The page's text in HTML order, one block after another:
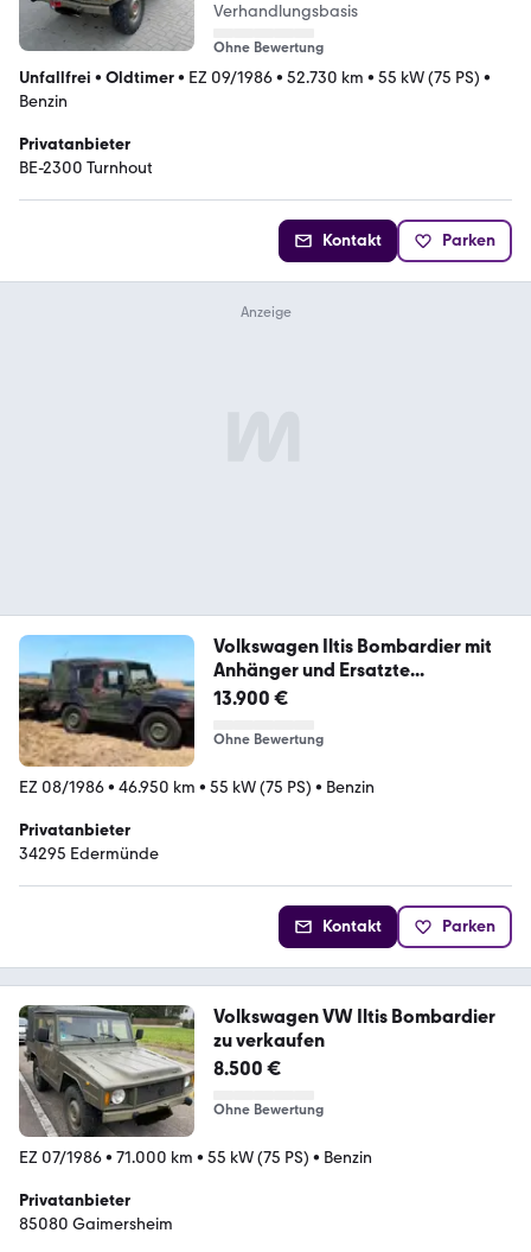
Verhandlungsbasis
Ohne Bewertung
Unfallfrei • Oldtimer• EZ 09/1986• 52.730 km • 55 kW (75 PS) •
Benzin
Privatanbieter
BE-2300 Turnhout
Kontakt Parken
Volkswagen Iltis Bombardier mit
Anhänger und Ersatzte...
13.900 €
Ohne Bewertung
EZ 08/1986• 46.950 km • 55 kW (75 PS) • Benzin
Privatanbieter
34295 Edermünde
Kontakt Parken
Volkswagen VW Iltis Bombardier
zu verkaufen
8.500 €
Ohne Bewertung
EZ 07/1986• 71.000 km • 55 kW (75 PS) • Benzin
Privatanbieter
85080 Gaimersheim